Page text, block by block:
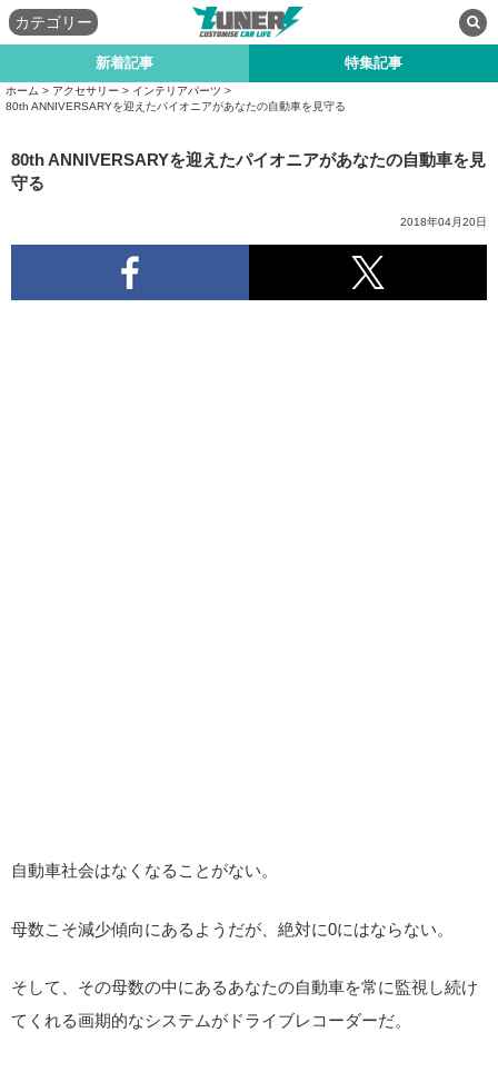
カテゴリー
新着記事 特集記事
ホーム > アクセサリー > インテリアパーツ >
80th ANNIVERSARYを迎えたパイオニアがあなたの自動車を見守る
80th ANNIVERSARYを迎えたパイオニアがあなたの自動車を見
守る
2018年04月20日
自動車社会はなくなることがない。
母数こそ減少傾向にあるようだが、絶対に0にはならない。
そして、その母数の中にあるあなたの自動車を常に監視し続け
てくれる画期的なシステムがドライブレコーダーだ。